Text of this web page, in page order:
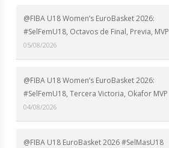
@FIBA U18 Women’s EuroBasket 2026:
#SelFemU18, Octavos de Final, Previa, MVP
05/08/2026
@FIBA U18 Women’s EuroBasket 2026:
#SelFemU18, Tercera Victoria, Okafor MVP
04/08/2026
@FIBA U18 EuroBasket 2026 #SelMasU18